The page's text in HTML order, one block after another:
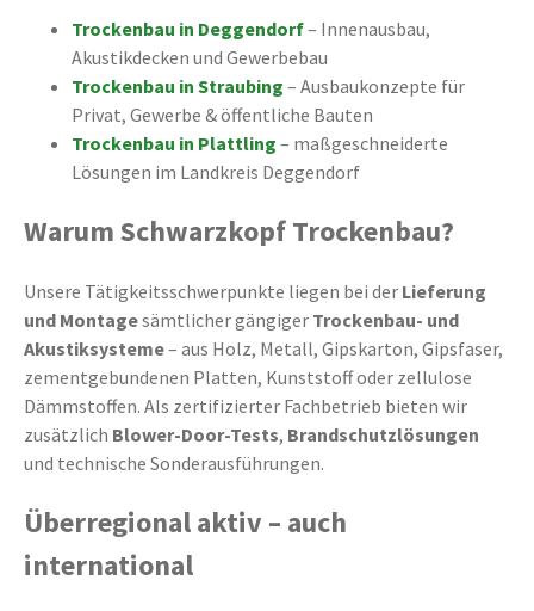
Trockenbau in Deggendorf– Innenausbau,
Akustikdecken und Gewerbebau
Trockenbau in Straubing – Ausbaukonzepte für
Privat, Gewerbe & öffentliche Bauten
Trockenbau in Plattling – maßgeschneiderte
Lösungen im Landkreis Deggendorf
Warum Schwarzkopf Trockenbau?
Unsere Tätigkeitsschwerpunkte liegen bei der Lieferung
und Montagesämtlicher gängiger Trockenbau- und
Akustiksysteme– aus Holz, Metall, Gipskarton, Gipsfaser,
zementgebundenen Platten, Kunststoff oder zellulose
Dämmstoffen. Als zertifizierter Fachbetrieb bieten wir
zusätzlich Blower-Door-Tests, Brandschutzlösungen
und technische Sonderausführungen.
Überregional aktiv – auch
international